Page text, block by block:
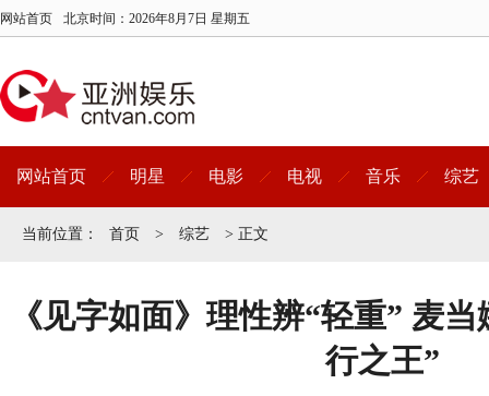
网站首页 北京时间： 2026年8月7日 星期五
网站首页 明星 电影 电视 音乐 综艺
当前位置： 首页 > 综艺 > 正文
《见字如面》理性辨“轻重” 麦
行之王”